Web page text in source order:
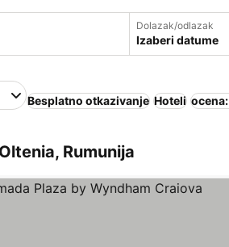
Dolazak/odlazak
Izaberi datume
Besplatno otkazivanje Hoteli
Rumunija